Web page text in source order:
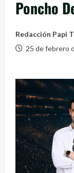
Poncho
Redacción Papi
25 de febrero